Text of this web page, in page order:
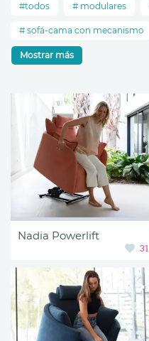
todos modulares
sofá-cama con mecanismo
Mostrar más
Nadia Powerlift
31